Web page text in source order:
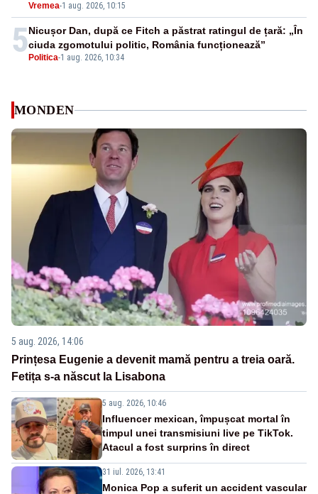
Vremea-1 aug. 2026, 10:15
5 Politica-1 aug. 2026, 10:34
Nicușor Dan, după ce Fitch a păstrat ratingul de țară: „În
ciuda zgomotului politic, România funcționează”
MONDEN
5 aug. 2026, 14:06
Prințesa Eugenie a devenit mamă pentru a treia oară.
Fetița s-a născut la Lisabona
5 aug. 2026, 10:46
Influencer mexican, împușcat mortal în
timpul unei transmisiuni live pe TikTok.
Atacul a fost surprins în direct
31 iul. 2026, 13:41
Monica Pop a suferit un accident vascular